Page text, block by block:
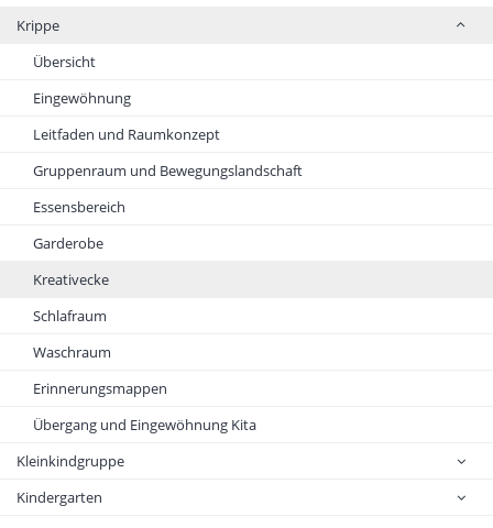
Krippe
Übersicht
Eingewöhnung
Leitfaden und Raumkonzept
Gruppenraum und Bewegungslandschaft
Essensbereich
Garderobe
Kreativecke
Schlafraum
Waschraum
Erinnerungsmappen
Übergang und Eingewöhnung Kita
Kleinkindgruppe
Kindergarten